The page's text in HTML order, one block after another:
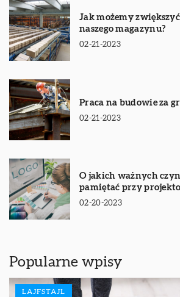
Jak możemy
naszego magazynu?
02-21-2023
Praca na budowie za
02-21-2023
O jakich ważnych
pamiętać przy
02-20-2023
Popularne wpisy
LAJFSTAJL